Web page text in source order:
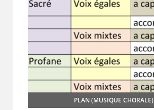
PLAN (MUSIQUE CHORALE)